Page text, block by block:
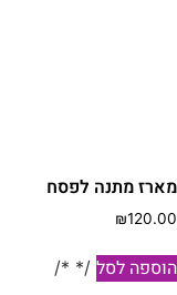
מתנה לפסח
₪
לסל /* */